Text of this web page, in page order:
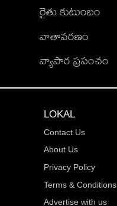
రైతు కుటుంబం
వాతావరణం
వ్యాపార ప్రపంచం
LOKAL
Contact Us
About Us
Privacy Policy
Terms & Conditions
Advertise with us